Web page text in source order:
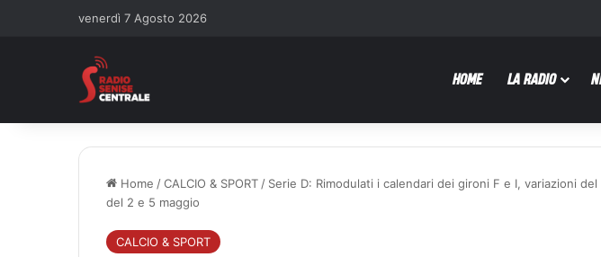
venerdì 7 Agosto 2026
HOME LA RADIO
Home /CALCIO & SPORT / Serie D: Rimodulati i calendari dei gironi F e I, variazioni
del 2 e 5 maggio
CALCIO & SPORT